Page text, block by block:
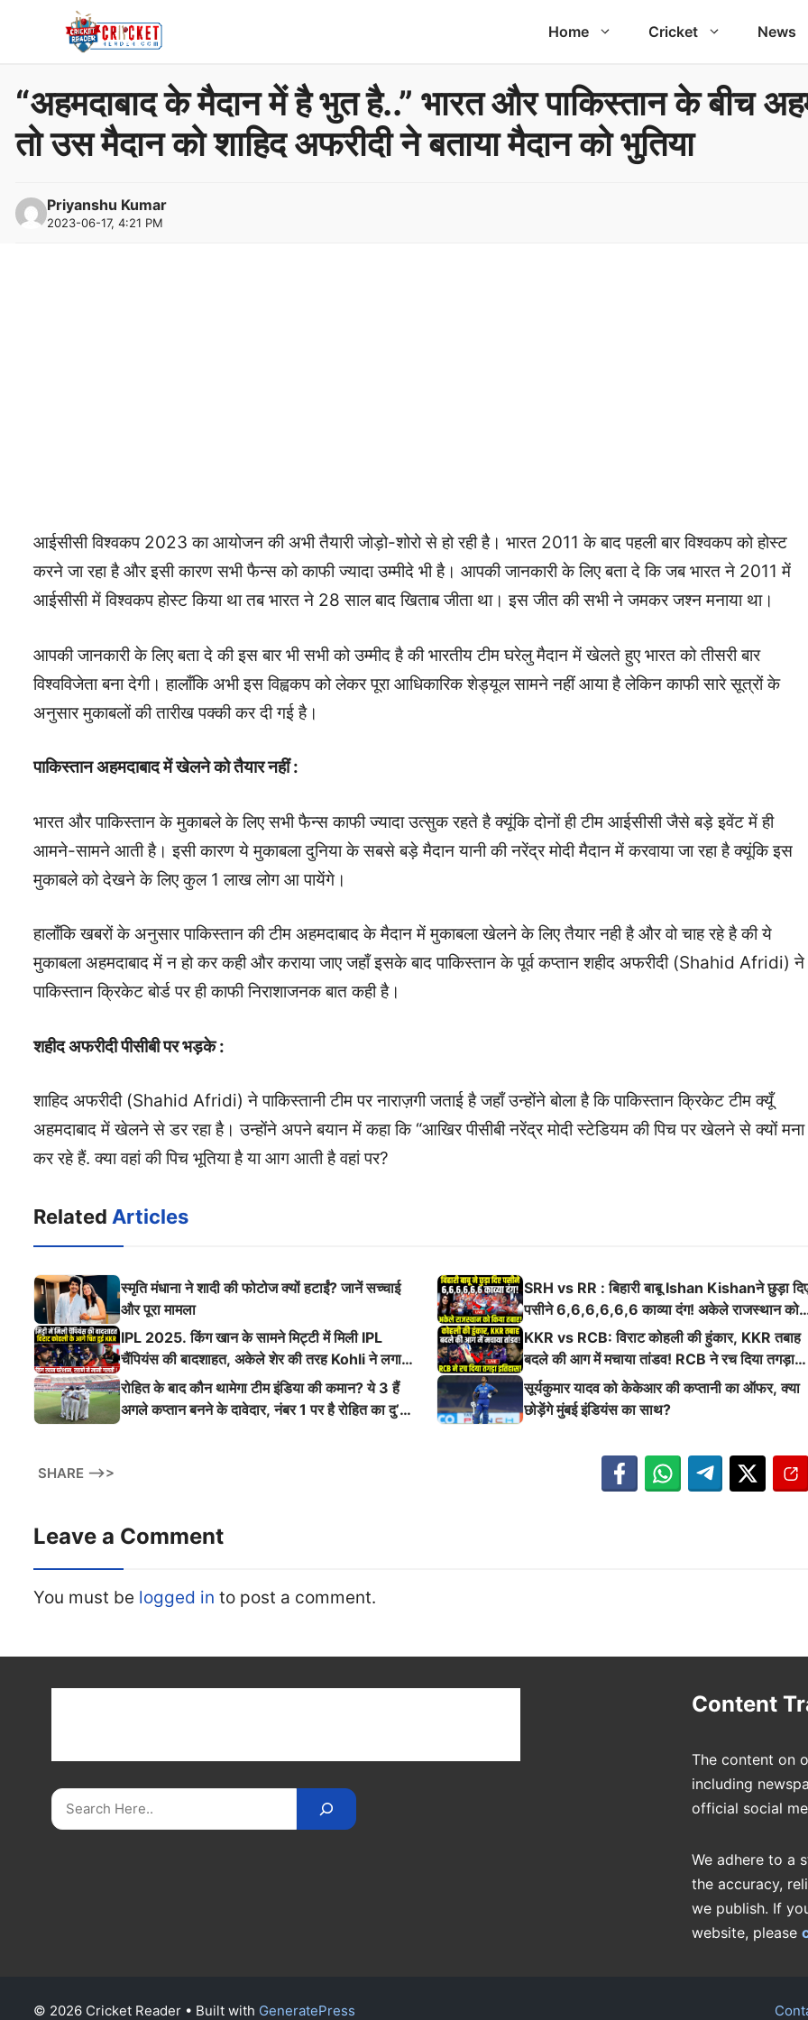
Home Cricket News
“अहमदाबाद के मैदान में है भुत है..” भारत और पाकिस्तान के बीच
तो उस मैदान को शाहिद अफरीदी ने बताया मैदान को भुतिया
Priyanshu Kumar
2023-06-17, 4:21 PM
आईसीसी विश्वकप 2023 का आयोजन की अभी तैयारी जोड़ो-शोरो से हो रही है। भारत 2011 के बाद पहली बार विश्वकप को होस्ट
करने जा रहा है और इसी कारण सभी फैन्स को काफी ज्यादा उम्मीदे भी है। आपकी जानकारी के लिए बता दे कि जब भारत ने 2011 में
आईसीसी में विश्वकप होस्ट किया था तब भारत ने 28 साल बाद खिताब जीता था। इस जीत की सभी ने जमकर जश्न मनाया था।
आपकी जानकारी के लिए बता दे की इस बार भी सभी को उम्मीद है की भारतीय टीम घरेलु मैदान में खेलते हुए भारत को तीसरी बार
विश्वविजेता बना देगी। हालाँकि अभी इस विह्वकप को लेकर पूरा आधिकारिक शेड्यूल सामने नहीं आया है लेकिन काफी सारे सूत्रों के
अनुसार मुकाबलों की तारीख पक्की कर दी गई है।
पाकिस्तान अहमदाबाद में खेलने को तैयार नहीं :
भारत और पाकिस्तान के मुकाबले के लिए सभी फैन्स काफी ज्यादा उत्सुक रहते है क्यूंकि दोनों ही टीम आईसीसी जैसे बड़े इवेंट में ही
आमने-सामने आती है। इसी कारण ये मुकाबला दुनिया के सबसे बड़े मैदान यानी की नरेंद्र मोदी मैदान में करवाया जा रहा है क्यूंकि इस
मुकाबले को देखने के लिए कुल 1 लाख लोग आ पायेंगे।
हालाँकि खबरों के अनुसार पाकिस्तान की टीम अहमदाबाद के मैदान में मुकाबला खेलने के लिए तैयार नही है और वो चाह रहे है की ये
मुकाबला अहमदाबाद में न हो कर कही और कराया जाए जहाँ इसके बाद पाकिस्तान के पूर्व कप्तान शहीद अफरीदी (Shahid Afridi) ने
पाकिस्तान क्रिकेट बोर्ड पर ही काफी निराशाजनक बात कही है।
शहीद अफरीदी पीसीबी पर भड़के :
शाहिद अफरीदी (Shahid Afridi) ने पाकिस्तानी टीम पर नाराज़गी जताई है जहाँ उन्होंने बोला है कि पाकिस्तान क्रिकेट टीम क्यूँ
अहमदाबाद में खेलने से डर रहा है। उन्होंने अपने बयान में कहा कि “आखिर पीसीबी नरेंद्र मोदी स्टेडियम की पिच पर खेलने से क्यों मना
कर रहे हैं. क्या वहां की पिच भूतिया है या आग आती है वहां पर?
Related Articles
स्मृति मंधाना ने शादी की फोटोज क्यों हटाईं? जानें सच्चाई
और पूरा मामला
SRH vs RR : बिहारी बाबू Ishan Kishanने छुड़ा
पसीने 6,6,6,6,6,6 काव्या दंग! अकेले राजस्थान को
किया तबाह!
IPL 2025. किंग खान के सामने मिट्टी में मिली IPL
चैंपियंस की बादशाहत, अकेले शेर की तरह Kohli ने लगाई
ऐसी दहाड़
KKR vs RCB: विराट कोहली की हुंकार, KKR तबाह
बदले की आग में मचाया तांडव! RCB ने रच दिया तगड़ा
इतिहास
रोहित के बाद कौन थामेगा टीम इंडिया की कमान? ये 3 हैं
अगले कप्तान बनने के दावेदार, नंबर 1 पर है रोहित का दु’
सूर्यकुमार यादव को केकेआर की कप्तानी का ऑफर, क्या
छोड़ेंगे मुंबई इंडियंस का साथ?
SHARE -->>
Leave a Comment
You must be logged in to post a comment.
Search
Content
The content on
including
official social
We adhere to a
the accuracy,
we publish. If
website, please
© 2026 Cricket Reader • Built with GeneratePress